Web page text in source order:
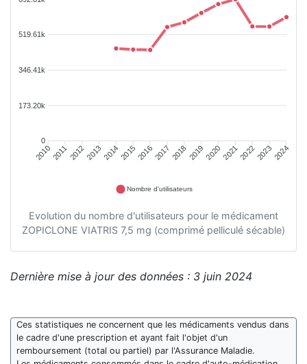
519.61k
346.41k
173.20k
0
20102011201220132014201520162017 2018 201920202021202220232024
Nombre d'utilisateurs
Evolution du nombre d'utilisateurs pour le médicament
ZOPICLONE VIATRIS 7,5 mg (comprimé pelliculé sécable)
Dernière mise à jour des données : 3 juin 2024
Ces statistiques ne concernent que les médicaments vendus dans
le cadre d'une prescription et ayant fait l'objet d'un
remboursement (total ou partiel) par l'Assurance Maladie.